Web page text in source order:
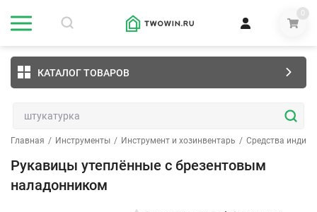
0
КАТАЛОГ ТОВАРОВ
Главная / Инструменты / Инструмент и хозинвентарь / Средства
Рукавицы утеплённые с брезентовым
наладонником